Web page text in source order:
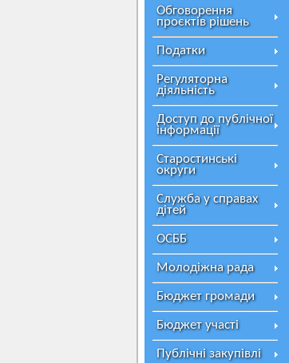
Обговорення
проєктів рішень
Податки
Регуляторна
діяльність
Доступ до публічної
інформації
Старостинські
округи
Служба у справах
дітей
ОСББ
Молодіжна рада
Бюджет громади
Бюджет участі
Публічні закупівлі